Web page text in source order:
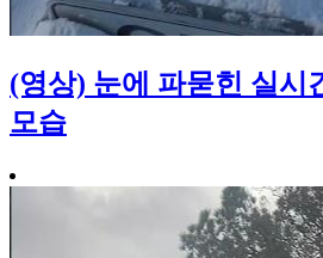
(영상) 눈에 파묻힌 실시
모습